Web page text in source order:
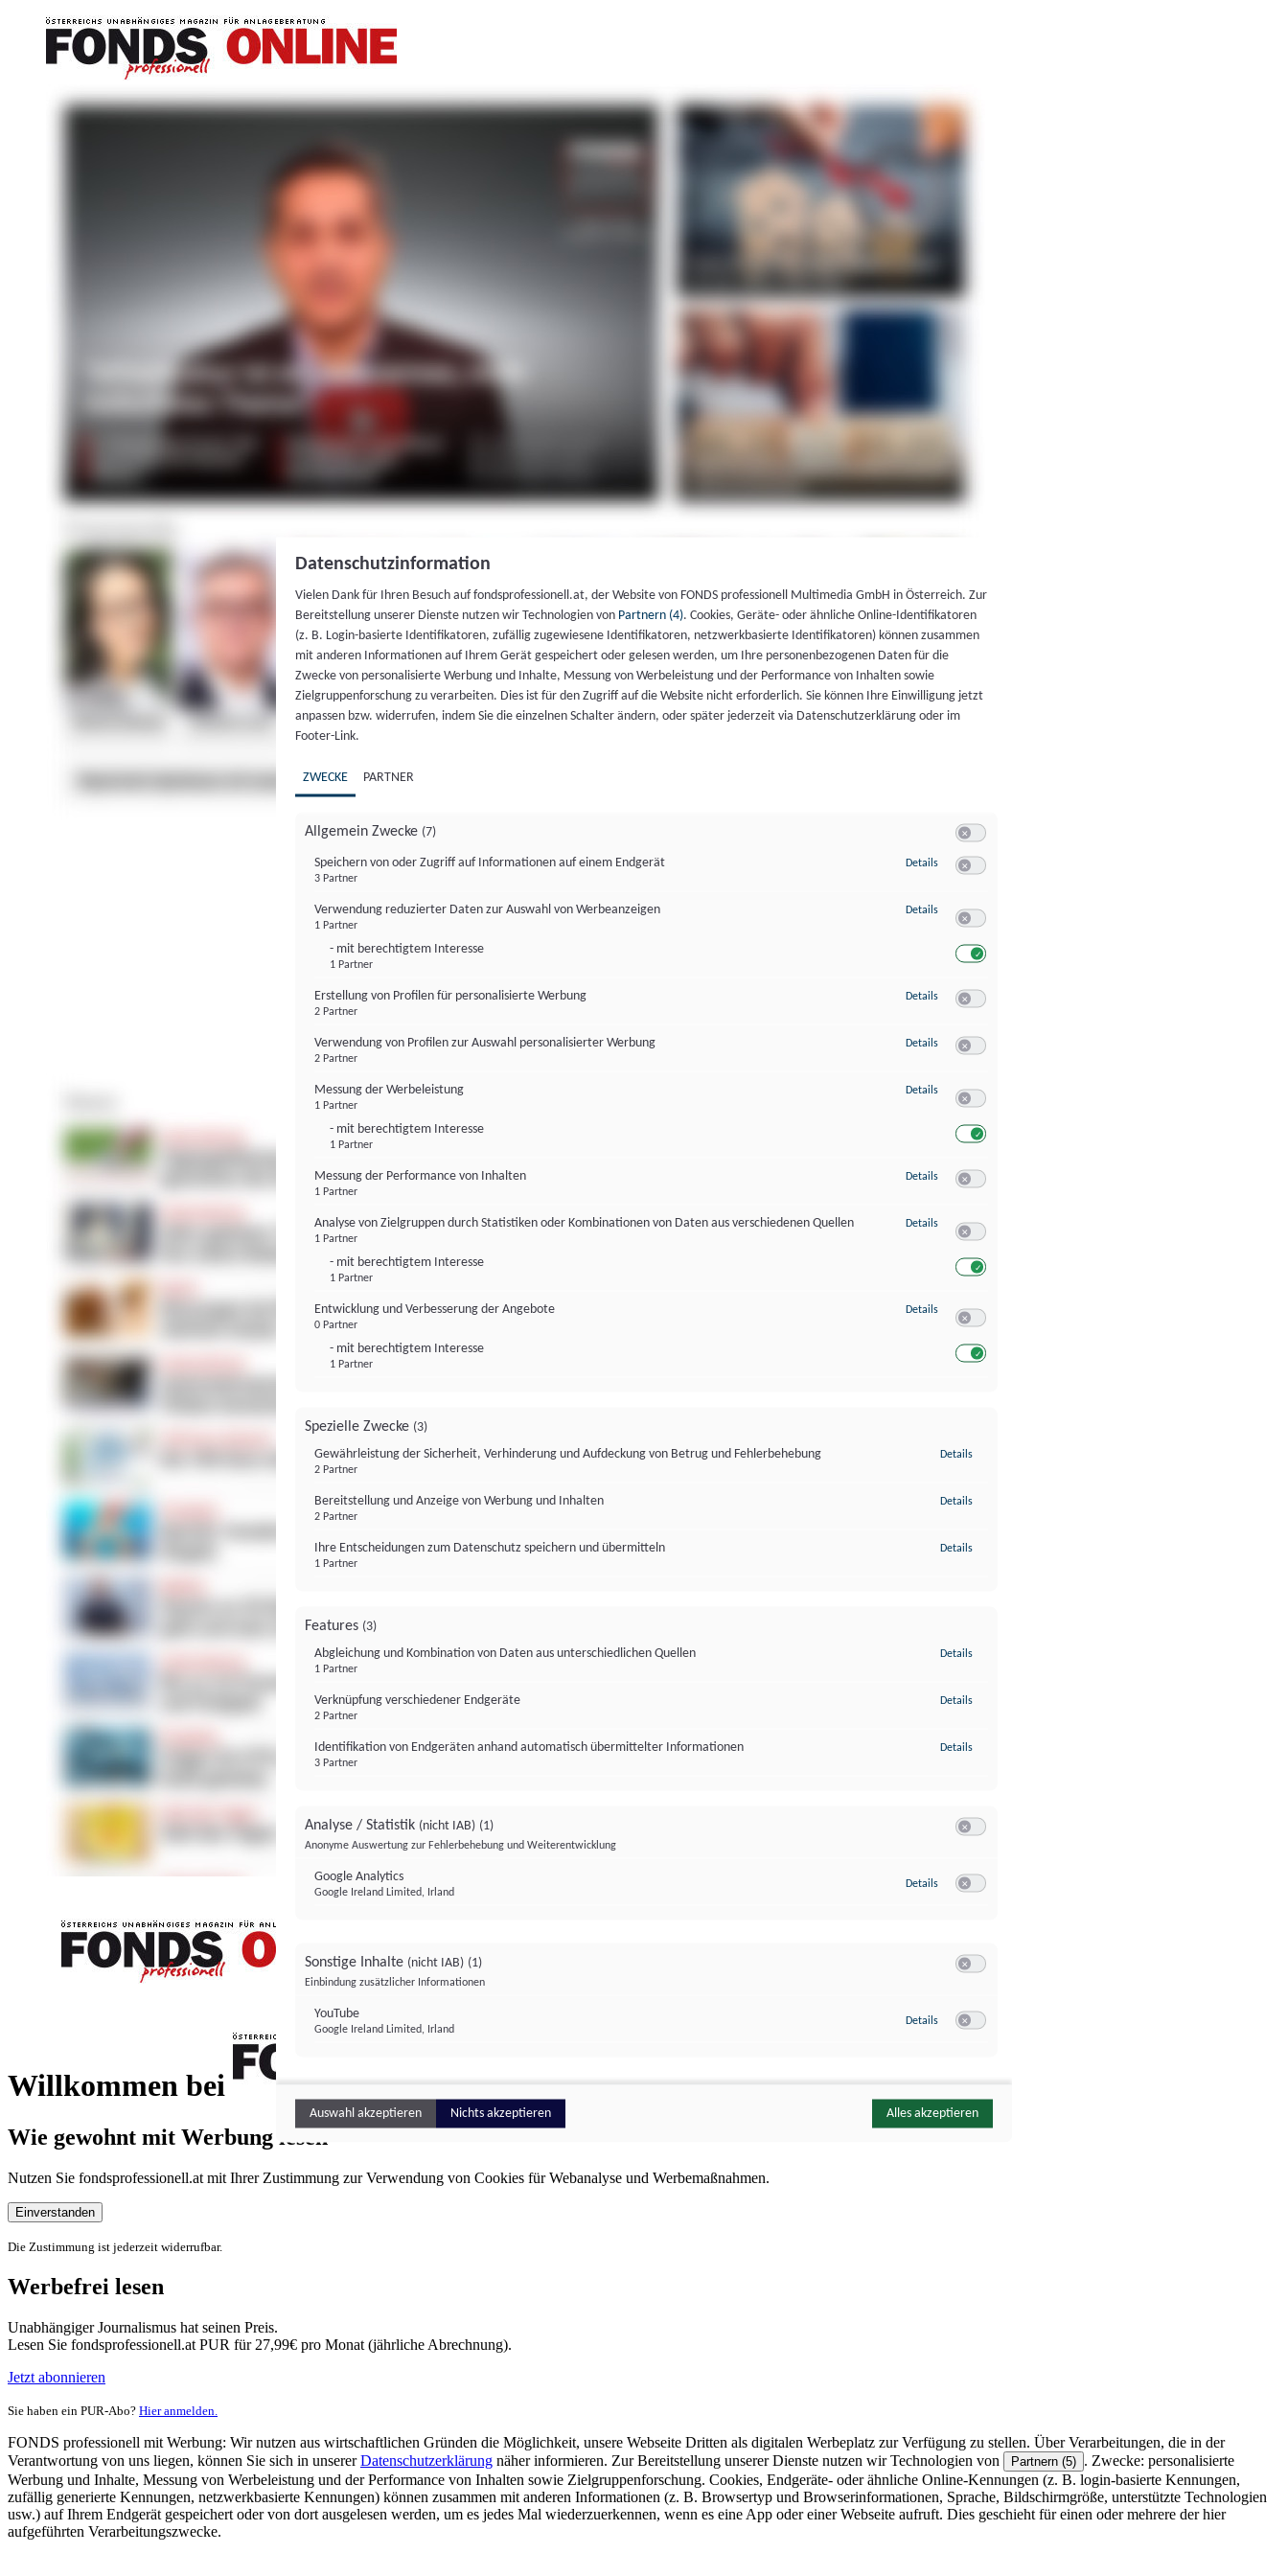
Willkommen bei
FONDS professionell
Wie gewohnt mit Werbung lesen
Nutzen Sie fondsprofessionell.at mit Ihrer Zustimmung zur Verwendung von Cookies für Webanalyse und Werbemaßnahmen.
Einverstanden
Die Zustimmung ist jederzeit widerrufbar.
Werbefrei lesen
Unabhängiger Journalismus hat seinen Preis.
Lesen Sie fondsprofessionell.at PUR für 27,99€ pro Monat (jährliche Abrechnung).
Jetzt abonnieren
Sie haben ein PUR-Abo? Hier anmelden.
FONDS professionell mit Werbung: Wir nutzen aus wirtschaftlichen Gründen die Möglichkeit, unsere Webseite Dritten als digitalen Werbeplatz zur Verfügung zu stellen. Über Verarbeitungen, die in der
Verantwortung von uns liegen, können Sie sich in unsererDatenschutzerklärung näher informieren. Zur Bereitstellung unserer Dienste nutzen wir Technologien von Partnern (5) . Zwecke: personalisierte
Werbung und Inhalte, Messung von Werbeleistung und der Performance von Inhalten sowie Zielgruppenforschung. Cookies, Endgeräte- oder ähnliche Online-Kennungen (z. B. login-basierte Kennungen,
zufällig generierte Kennungen, netzwerkbasierte Kennungen) können zusammen mit anderen Informationen (z. B. Browsertyp und Browserinformationen, Sprache, Bildschirmgröße, unterstützte Technologien
usw.) auf Ihrem Endgerät gespeichert oder von dort ausgelesen werden, um es jedes Mal wiederzuerkennen, wenn es eine App oder einer Webseite aufruft. Dies geschieht für einen oder mehrere der hier
aufgeführten Verarbeitungszwecke.
Datenschutzinformation
Vielen Dank für Ihren Besuch auf fondsprofessionell.at, der Website von FONDS professionell Multimedia GmbH in Österreich. Zur
Bereitstellung unserer Dienste nutzen wir Technologien von Partnern (4). Cookies, Geräte- oder ähnliche Online-Identifikatoren
(z. B. Login-basierte Identifikatoren, zufällig zugewiesene Identifikatoren, netzwerkbasierte Identifikatoren) können zusammen
mit anderen Informationen auf Ihrem Gerät gespeichert oder gelesen werden, um Ihre personenbezogenen Daten für die
Zwecke von personalisierte Werbung und Inhalte, Messung von Werbeleistung und der Performance von Inhalten sowie
Zielgruppenforschung zu verarbeiten. Dies ist für den Zugriff auf die Website nicht erforderlich. Sie können Ihre Einwilligung jetzt
anpassen bzw. widerrufen, indem Sie die einzelnen Schalter ändern, oder später jederzeit via Datenschutzerklärung oder im
Footer-Link.
ZWECKE PARTNER
Allgemein Zwecke (7)
Speichern von oder Zugriff auf Informationen auf einem Endgerät
3 Partner
Details zu Speichern von oder Zugriff auf Informationen auf einem Endgerät
Verwendung reduzierter Daten zur Auswahl von Werbeanzeigen
1 Partner
- mit berechtigtem Interesse
1 Partner
Details zu Verwendung reduzierter Daten zur Auswahl von Werbeanzeigen
Erstellung von Profilen für personalisierte Werbung
2 Partner
Details zu Erstellung von Profilen für personalisierte Werbung
Verwendung von Profilen zur Auswahl personalisierter Werbung
2 Partner
Details zu Verwendung von Profilen zur Auswahl personalisierter Werbung
Messung der Werbeleistung
1 Partner
- mit berechtigtem Interesse
1 Partner
Details zu Messung der Werbeleistung
Messung der Performance von Inhalten
1 Partner
Details zu Messung der Performance von Inhalten
Analyse von Zielgruppen durch Statistiken oder Kombinationen von Daten aus verschiedenen Quellen
1 Partner
- mit berechtigtem Interesse
1 Partner
Details zu Analyse von Zielgruppen durch Statistiken oder Kombinationen von
Entwicklung und Verbesserung der Angebote
0 Partner
- mit berechtigtem Interesse
1 Partner
Details zu Entwicklung und Verbesserung der Angebote
Spezielle Zwecke (3)
Gewährleistung der Sicherheit, Verhinderung und Aufdeckung von Betrug und Fehlerbehebung
2 Partner
Details
Bereitstellung und Anzeige von Werbung und Inhalten
2 Partner
Details
Ihre Entscheidungen zum Datenschutz speichern und übermitteln
1 Partner
Details
Features (3)
Abgleichung und Kombination von Daten aus unterschiedlichen Quellen
1 Partner
Details
Verknüpfung verschiedener Endgeräte
2 Partner
Details
Identifikation von Endgeräten anhand automatisch übermittelter Informationen
3 Partner
Details
Analyse / Statistik (nicht IAB) (1)
Anonyme Auswertung zur Fehlerbehebung und Weiterentwicklung
Google Analytics
Google Ireland Limited, Irland
Details zu Google Analytics
Sonstige Inhalte (nicht IAB) (1)
Einbindung zusätzlicher Informationen
YouTube
Google Ireland Limited, Irland
Details zu YouTube
Auswahl akzeptieren Nichts akzeptieren Alles akzeptieren